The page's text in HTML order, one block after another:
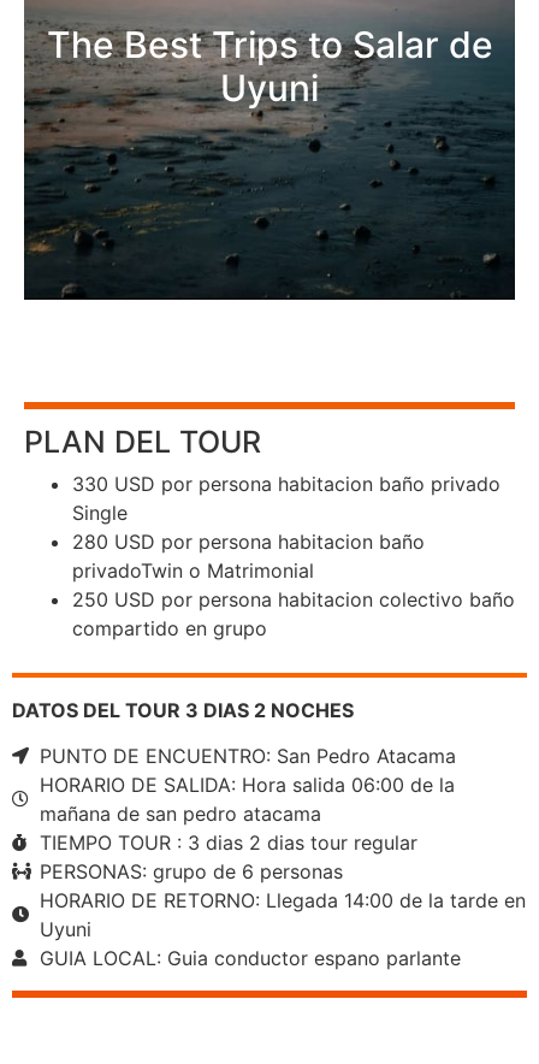
The Best Trips to Salar de
Uyuni
PLAN DEL TOUR
330 USD por persona habitacion baño privado
Single
280 USD por persona habitacion baño
privadoTwin o Matrimonial
250 USD por persona habitacion colectivo baño
compartido en grupo
DATOS DEL TOUR 3 DIAS 2 NOCHES
PUNTO DE ENCUENTRO: San Pedro Atacama
HORARIO DE SALIDA: Hora salida 06:00 de la
mañana de san pedro atacama
TIEMPO TOUR : 3 dias 2 dias tour regular
PERSONAS: grupo de 6 personas
HORARIO DE RETORNO: Llegada 14:00 de la tarde en
Uyuni
GUIA LOCAL: Guia conductor espano parlante